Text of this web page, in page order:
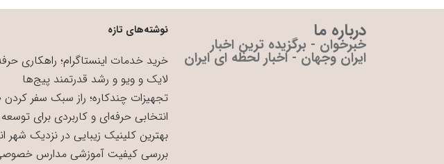
درباره ما
خبرخوان - برگزیده ترین اخبار
ایران وجهان - اخبار لحظه ای ایران
نوشته‌های تازه
خرید خدمات اینستاگرام؛ راهکاری
لایک و ویو و رشد قدرتمند پیج‌ها
تجهیزات چندکاره؛ راز سبک سفر
انتخابی حرفه‌ای و کاربردی برای
بهترین کلینیک زیبایی در نزدیک شهر
بررسی کیفیت آموزشی مدارس